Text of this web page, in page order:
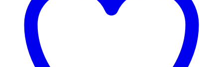
Box
Mod
Farbe:
weiss
Menge